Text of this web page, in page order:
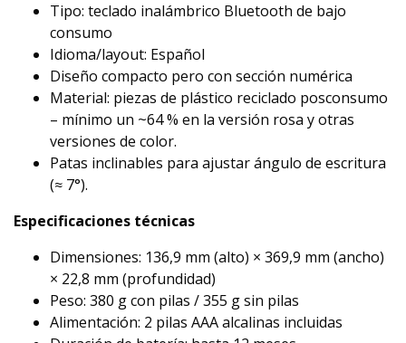
Tipo: teclado inalámbrico Bluetooth de bajo
consumo
Idioma/layout: Español
Diseño compacto pero con sección numérica
Material: piezas de plástico reciclado posconsumo
– mínimo un ~64 % en la versión rosa y otras
versiones de color.
Patas inclinables para ajustar ángulo de escritura
(≈ 7°).
Especificaciones técnicas
Dimensiones: 136,9 mm (alto) × 369,9 mm (ancho)
× 22,8 mm (profundidad)
Peso: 380 g con pilas / 355 g sin pilas
Alimentación: 2 pilas AAA alcalinas incluidas